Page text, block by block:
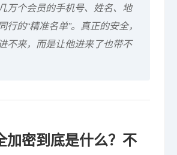
万个会员的手机号、姓名、地
行的“精准名单”。真正的安全，
不来，而是让他进来了也带不
加密到底是什么？不